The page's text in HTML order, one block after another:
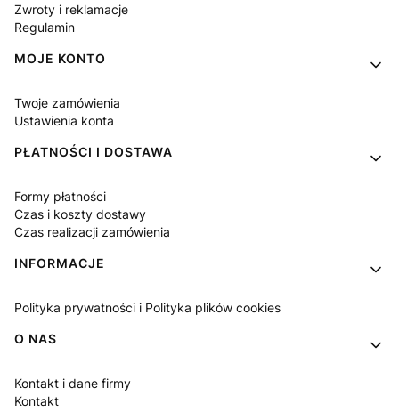
Zwroty i reklamacje
Regulamin
MOJE KONTO
Twoje zamówienia
Ustawienia konta
PŁATNOŚCI I DOSTAWA
Formy płatności
Czas i koszty dostawy
Czas realizacji zamówienia
INFORMACJE
Polityka prywatności i Polityka plików cookies
O NAS
Kontakt i dane firmy
Kontakt